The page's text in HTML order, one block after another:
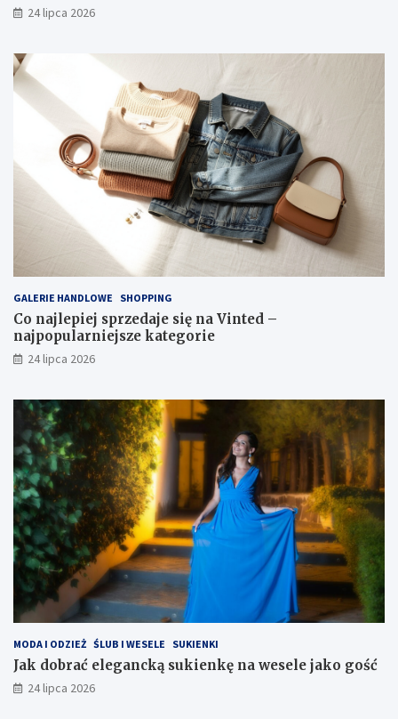
24 lipca 2026
GALERIE HANDLOWE SHOPPING
Co najlepiej sprzedaje się na Vinted –
najpopularniejsze kategorie
24 lipca 2026
MODA I ODZIEŻ ŚLUB I WESELE SUKIENKI
Jak dobrać elegancką sukienkę na wesele jako gość
24 lipca 2026